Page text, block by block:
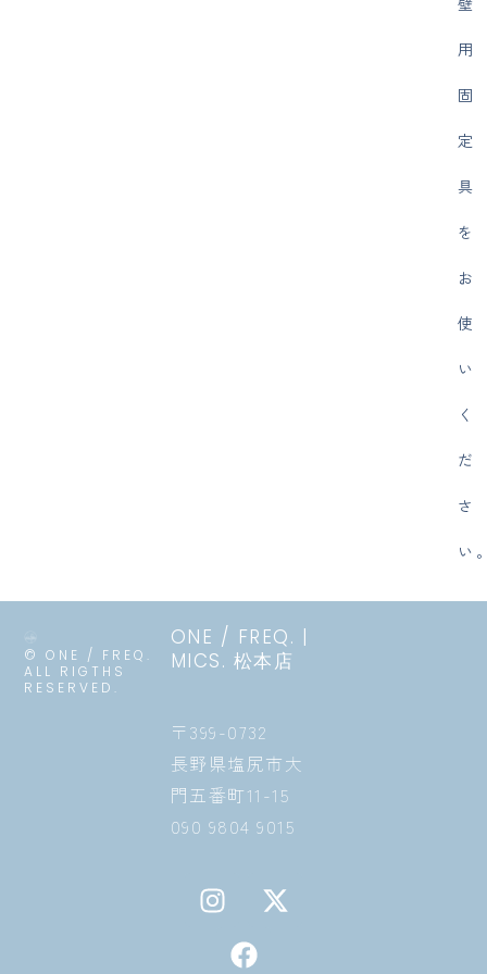
用
固
定
具
を
お
使
い
く
だ
さ
い
© ONE / FREQ.
ALL RIGTHS
RESERVED.
ONE / FREQ. |
MICS. 松本店
〒399-0732
長野県塩尻市大
門五番町11-15
090 9804 9015
I
n
X
-
c
e